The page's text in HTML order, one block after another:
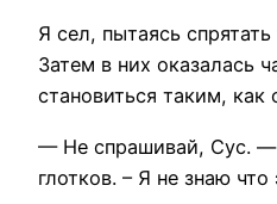
Я сел, пытаясь
Затем в них оказалась
становиться таким, как
— Не спрашивай, Сус. —
глотков. – Я не знаю что